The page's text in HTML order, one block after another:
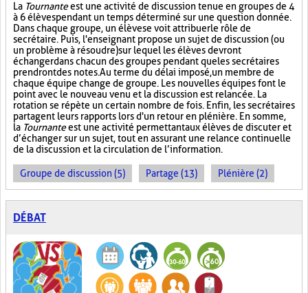
La Tournanteest une activité de discussion tenue en groupes de 4
à 6 élèves pendant un temps déterminé sur une question donnée.
Dans chaque groupe, un élève se voit attribuer le rôle de
secrétaire. Puis, l'enseignant propose un sujet de discussion (ou
un problème à résoudre) sur lequel les élèves devront
échanger dans chacun des groupes pendant que les secrétaires
prendront des notes. Au terme du délai imposé, un membre de
chaque équipe change de groupe. Les nouvelles équipes font le
point avec le nouveau venu et la discussion est relancée. La
rotation se répète un certain nombre de fois. Enfin, les secrétaires
partagent leurs rapports lors d'un retour en plénière. En somme,
la Tournanteest une activité permettant aux élèves de discuter et
d’échanger sur un sujet, tout en assurant une relance continuelle
de la discussion et la circulation de l’information.
Groupe de discussion (5) Partage (13) Plénière (2)
DÉBAT